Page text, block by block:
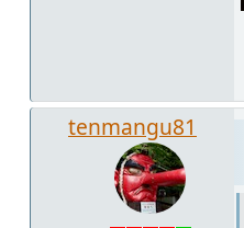
tenmangu81